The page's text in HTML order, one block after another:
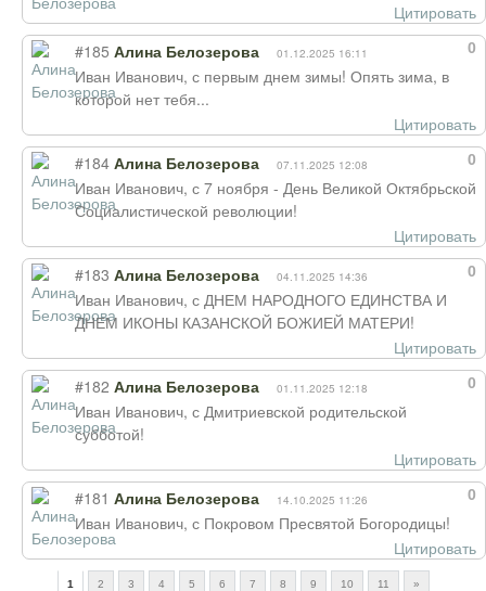
Цитировать
0
#185 Алина Белозерова 01.12.2025 16:11
Иван Иванович, с первым днем зимы! Опять зима, в
которой нет тебя...
Цитировать
0
#184 Алина Белозерова 07.11.2025 12:08
Иван Иванович, с 7 ноября - День Великой Октябрьской
Социалистической революции!
Цитировать
0
#183 Алина Белозерова 04.11.2025 14:36
Иван Иванович, с ДНЕМ НАРОДНОГО ЕДИНСТВА И
ДНЕМ ИКОНЫ КАЗАНСКОЙ БОЖИЕЙ МАТЕРИ!
Цитировать
0
#182 Алина Белозерова 01.11.2025 12:18
Иван Иванович, с Дмитриевской родительской
субботой!
Цитировать
0
#181 Алина Белозерова 14.10.2025 11:26
Иван Иванович, с Покровом Пресвятой Богородицы!
Цитировать
1 2 3 4 5 6 7 8 9 10 11 »